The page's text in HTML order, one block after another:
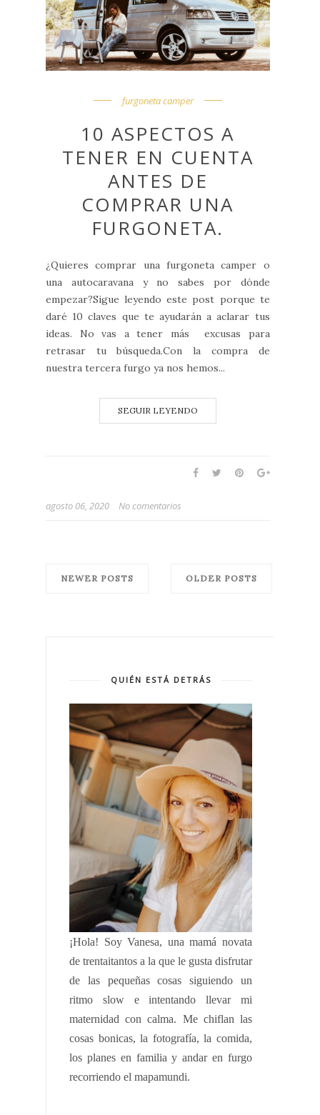
furgoneta camper
10 ASPECTOS A
TENER EN CUENTA
ANTES DE
COMPRAR UNA
FURGONETA.
¿Quieres comprar una furgoneta camper o
una autocaravana y no sabes por dónde
empezar?Sigue leyendo este post porque te
daré 10 claves que te ayudarán a aclarar tus
ideas. No vas a tener más excusas para
retrasar tu búsqueda.Con la compra de
nuestra tercera furgo ya nos hemos...
SEGUIR LEYENDO
agosto 06, 2020 No comentarios
NEWER POSTS OLDER POSTS
QUIÉN ESTÁ DETRÁS
¡Hola! Soy Vanesa, una mamá novata
de trentaitantos a la que le gusta disfrutar
de las pequeñas cosas siguiendo un
ritmo slow e intentando llevar mi
maternidad con calma. Me chiflan las
cosas bonicas, la fotografía, la comida,
los planes en familia y andar en furgo
recorriendo el mapamundi.